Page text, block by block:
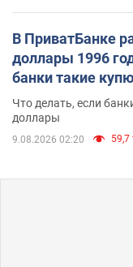
В ПриватБанке
доллары 1996
банки такие
Что делать, если
доллары
9.08.2026 02:20 59,7